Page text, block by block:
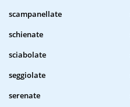
scampanellate
schienate
sciabolate
seggiolate
serenate